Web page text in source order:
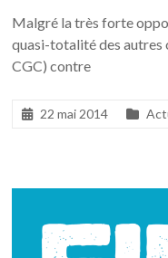
Malgré la très forte
quasi-totalité des autres
CGC) contre
22 mai 2014